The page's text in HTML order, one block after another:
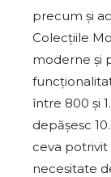
precum și
Colecțiile
moderne și
între 800 și
depășesc
ceva
necesitate